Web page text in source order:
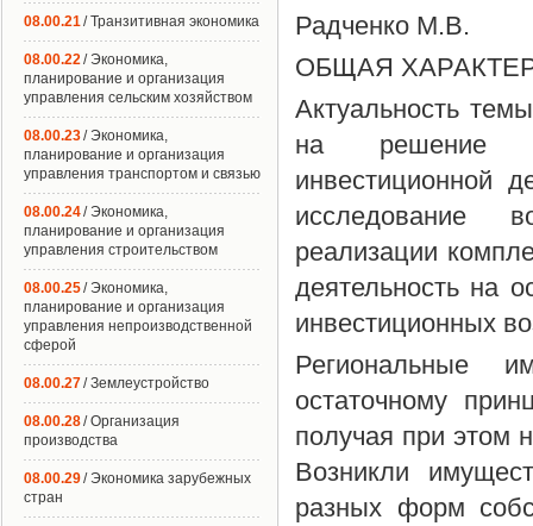
Радченко М.В.
ОБЩАЯ
Актуальность
на решение
инвестиционной
исследование
реализации
деятельность на
инвестиционных
Региональные
остаточному
получая при этом
Возникли
разных форм
08.00.21/ Транзитивная экономика
08.00.22/ Экономика,
планирование и организация
управления сельским хозяйством
08.00.23/ Экономика,
планирование и организация
управления транспортом и связью
08.00.24/ Экономика,
планирование и организация
управления строительством
08.00.25/ Экономика,
планирование и организация
управления непроизводственной
сферой
08.00.27/ Землеустройство
08.00.28/ Организация
производства
08.00.29/ Экономика зарубежных
стран